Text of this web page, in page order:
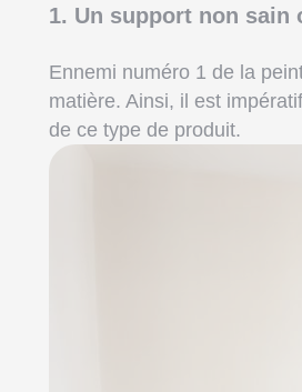
1. Un support non sain
Ennemi numéro 1 de la
matière. Ainsi, il est
de ce type de produit.